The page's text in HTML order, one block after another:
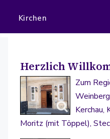
Kirchen
Herzlich
Zum
Kerchau,
Moritz (mit Töppel),